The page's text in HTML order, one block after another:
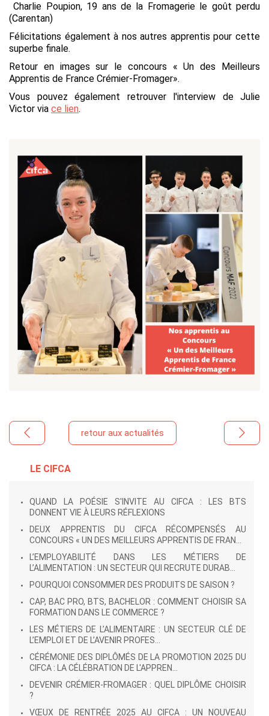
LE CIFCA
QUAND LA POÉSIE S'INVITE AU CIFCA : LES BTS
DONNENT VIE À LEURS RÉFLEXIONS
DEUX APPRENTIS DU CIFCA RÉCOMPENSÉS AU
CONCOURS « UN DES MEILLEURS APPRENTIS DE FRAN...
L’EMPLOYABILITÉ DANS LES MÉTIERS DE
L’ALIMENTATION : UN SECTEUR QUI RECRUTE DURAB...
POURQUOI CONSOMMER DES PRODUITS DE SAISON ?
CAP, BAC PRO, BTS, BACHELOR : COMMENT CHOISIR SA
FORMATION DANS LE COMMERCE ?
LES MÉTIERS DE L’ALIMENTAIRE : UN SECTEUR CLÉ DE
L’EMPLOI ET DE L’AVENIR PROFES...
CÉRÉMONIE DES DIPLÔMÉS DE LA PROMOTION 2025 DU
CIFCA : LA CÉLÉBRATION DE L'APPREN...
DEVENIR CRÉMIER-FROMAGER : QUEL DIPLÔME CHOISIR
?
VŒUX DE RENTRÉE 2025 AU CIFCA : UN NOUVEAU
Charlie Poupion, 19 ans de la Fromagerie le goût perdu
(Carentan)
Félicitations également à nos autres apprentis pour cette
superbe finale.
Retour en images sur le concours « Un des Meilleurs
Apprentis de France Crémier-Fromager».
Vous pouvez également retrouver l'interview de Julie
Victor via ce lien.
retour aux actualités